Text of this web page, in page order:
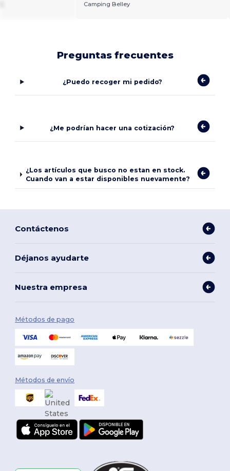
Camping Belley
Preguntas frecuentes
¿Puedo recoger mi pedido?
¿Me podrían hacer una cotización?
¿Los artículos que busco no estan en stock.
Cuando van a estar disponibles nuevamente?
Contáctenos
Déjanos ayudarte
Nuestra empresa
Métodos de pago
Métodos de envío